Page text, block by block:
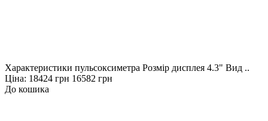
Характеристики пульсоксиметра Розмір дисплея 4.3" Вид ..
Ціна: 18424 грн 16582 грн
До кошика